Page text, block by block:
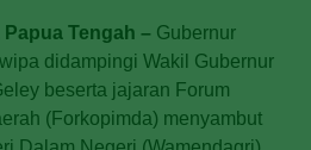
Tengah – Gubernur
didampingi Wakil Gubernur
beserta jajaran Forum
(Forkopimda) menyambut